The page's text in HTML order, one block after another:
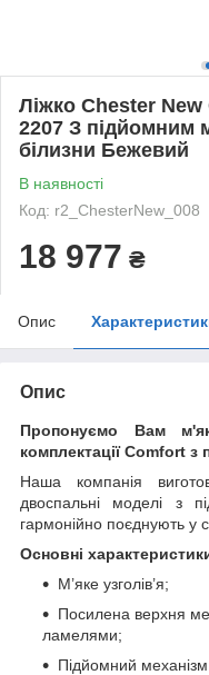
Ліжко Chester
2207 З підйомним
білизни Бежевий
В наявності
Код: r2_ChesterNew_008
18 977 ₴
Опис
Опис
Пропонуємо Вам
комплектації Comfort
Наша компанія
двоспальні моделі з
гармонійно поєднують у
Основні
М’яке узголів’я;
Посилена верхня
ламелями;
Підйомний